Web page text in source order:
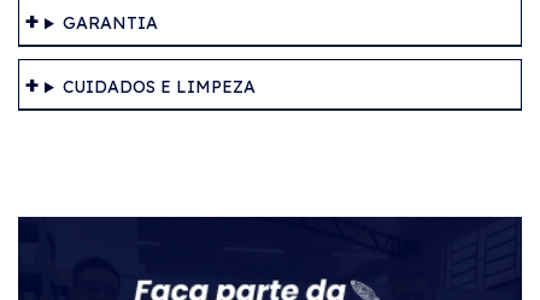
GARANTIA
CUIDADOS E LIMPEZA